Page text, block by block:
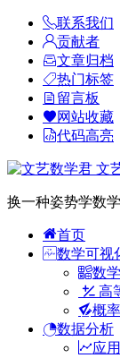
联系我们
贡献者
文章归档
热门标签
留言板
网站收藏
代码高亮
文
换一种姿势学数学
首页
数学可视
数
高
概
数据分析
应